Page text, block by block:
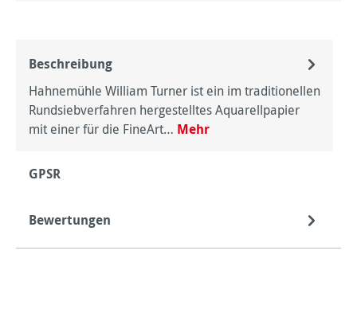
Beschreibung
Hahnemühle William Turner ist ein im traditionellen
Rundsiebverfahren hergestelltes Aquarellpapier
mit einer für die FineArt… Mehr
GPSR
Bewertungen